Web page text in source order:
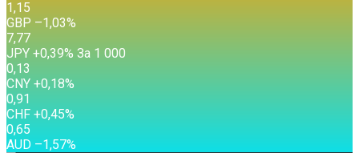
1,15
GBP –1,03%
7,77
JPY +0,39% За 1 000
0,13
CNY +0,18%
0,91
CHF +0,45%
0,65
AUD –1,57%